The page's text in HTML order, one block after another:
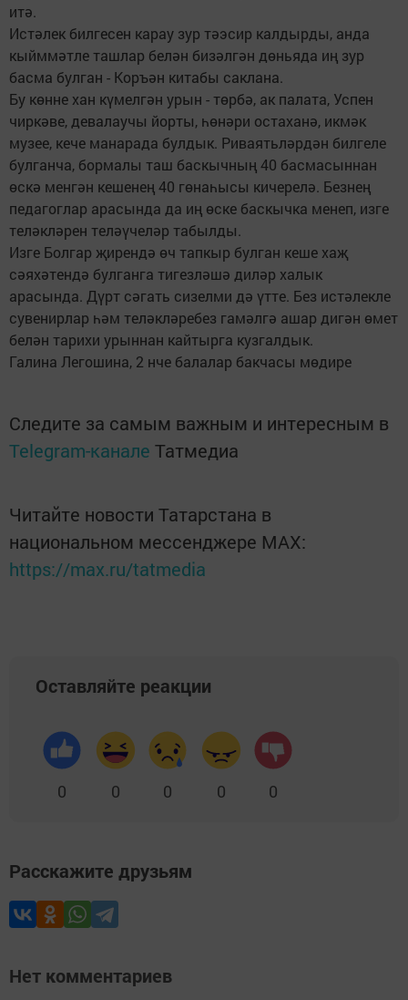
итә.
Истәлек билгесен карау зур тәэсир калдырды, анда
кыйммәтле ташлар белән бизәлгән дөньяда иң зур
басма булган - Коръән китабы саклана.
Бу көнне хан күмелгән урын - төрбә, ак палата, Успен
чиркәве, девалаучы йорты, һөнәри остаханә, икмәк
музее, кече манарада булдык. Риваятьләрдән билгеле
булганча, бормалы таш баскычның 40 басмасыннан
өскә менгән кешенең 40 гөнаһысы кичерелә. Безнең
педагоглар арасында да иң өске баскычка менеп, изге
теләкләрен теләүчеләр табылды.
Изге Болгар җирендә өч тапкыр булган кеше хаҗ
сәяхәтендә булганга тигезләшә диләр халык
арасында. Дүрт сәгать сизелми дә үтте. Без истәлекле
сувенирлар һәм теләкләребез гамәлгә ашар дигән өмет
белән тарихи урыннан кайтырга кузгалдык.
Галина Легошина, 2 нче балалар бакчасы мөдире
Следите за самым важным и интересным в
Telegram-канале Татмедиа
Читайте новости Татарстана в
национальном мессенджере MАХ:
https://max.ru/tatmedia
Оставляйте реакции
0 0 0 0 0
Расскажите друзьям
Нет комментариев